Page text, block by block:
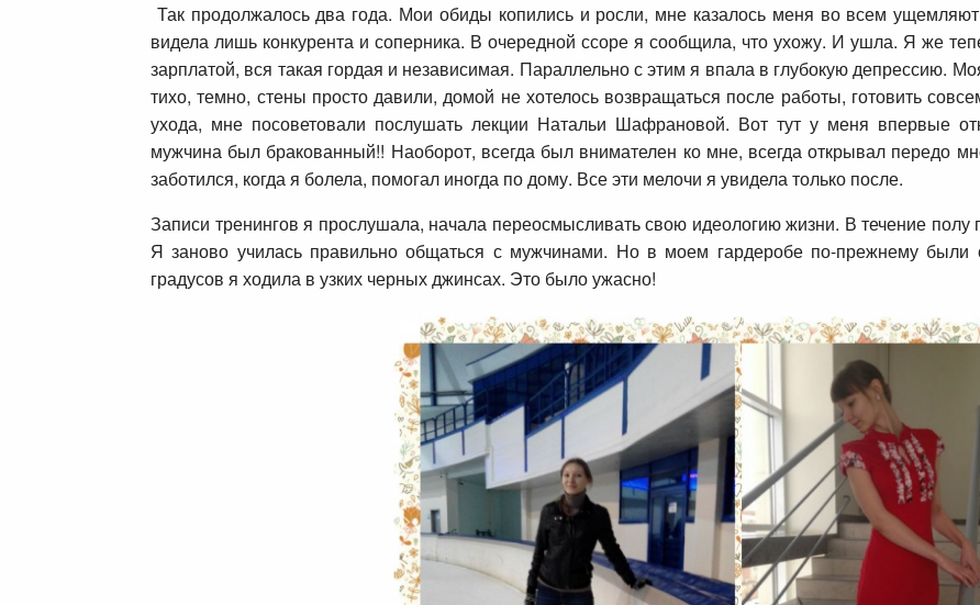
Так продолжалось два года. Мои обиды копились и росли, мне казалось меня во всем
видела лишь конкурента и соперника. В очередной ссоре я сообщила, что ухожу. И ушла. Я же
зарплатой, вся такая гордая и независимая. Параллельно с этим я впала в глубокую депрессию.
тихо, темно, стены просто давили, домой не хотелось возвращаться после работы, готовить
ухода, мне посоветовали послушать лекции Натальи Шафрановой. Вот тут у меня впервые
мужчина был бракованный!! Наоборот, всегда был внимателен ко мне, всегда открывал передо
заботился, когда я болела, помогал иногда по дому. Все эти мелочи я увидела только после.
Записи тренингов я прослушала, начала переосмысливать свою идеологию жизни. В течение
Я заново училась правильно общаться с мужчинами. Но в моем гардеробе по-прежнему
градусов я ходила в узких черных джинсах. Это было ужасно!